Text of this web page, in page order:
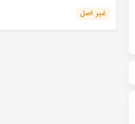
غیر اصل